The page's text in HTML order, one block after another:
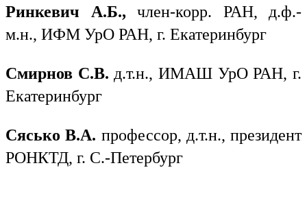
Ринкевич А.Б., член-корр. РАН, д.ф.-
м.н., ИФМ УрО РАН, г. Екатеринбург
Смирнов С.В. д.т.н., ИМАШ УрО РАН, г.
Екатеринбург
Сясько В.А. профессор, д.т.н., президент
РОНКТД, г. С.-Петербург